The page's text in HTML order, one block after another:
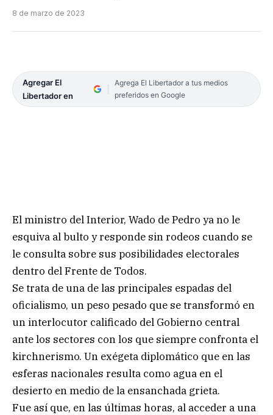
8 de marzo de 2023
Agregar El
Libertador en
Agrega El Libertador a tus medios
preferidos en Google
El ministro del Interior, Wado de Pedro ya no le
esquiva al bulto y responde sin rodeos cuando se
le consulta sobre sus posibilidades electorales
dentro del Frente de Todos.
Se trata de una de las principales espadas del
oficialismo, un peso pesado que se transformó en
un interlocutor calificado del Gobierno central
ante los sectores con los que siempre confronta el
kirchnerismo. Un exégeta diplomático que en las
esferas nacionales resulta como agua en el
desierto en medio de la ensanchada grieta.
Fue así que, en las últimas horas, al acceder a una